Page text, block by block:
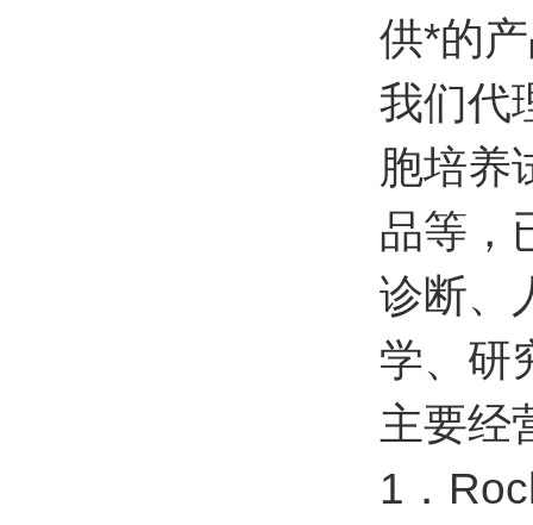
供*的
我们代
胞培养
品等，
诊断、
学、研
主要经
1．